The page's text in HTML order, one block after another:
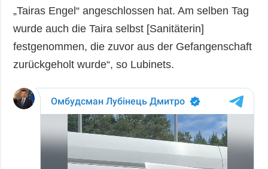
„Tairas Engel“ angeschlossen hat. Am selben Tag
wurde auch die Taira selbst [Sanitäterin]
festgenommen, die zuvor aus der Gefangenschaft
zurückgeholt wurde“, so Lubinets.